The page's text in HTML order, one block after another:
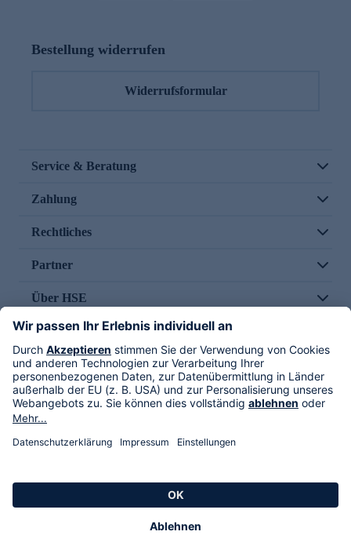
Bestellung widerrufen
Widerrufsformular
Service & Beratung
Zahlung
Rechtliches
Partner
Über HSE
Im TV
HSE International